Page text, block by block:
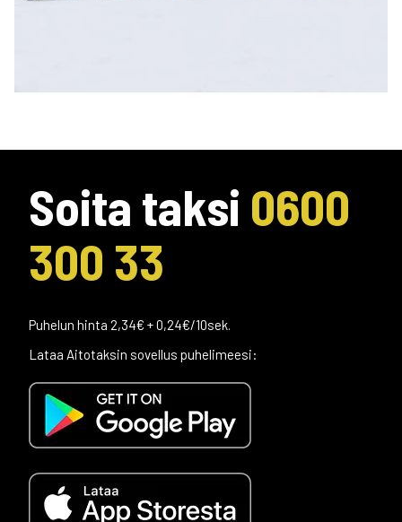
Soita taksi 0600
300 33
Puhelun hinta 2,34€ + 0,24€/10sek.
Lataa Aitotaksin sovellus puhelimeesi: